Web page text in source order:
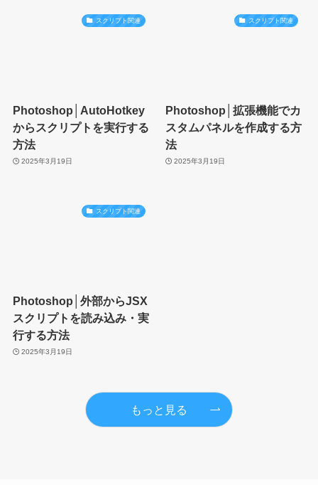
スクリプト関連
Photoshop│AutoHotkey
からスクリプトを実行する
方法
2025年3月19日
スクリプト関連
Photoshop│拡張機能でカ
スタムパネルを作成する方
法
2025年3月19日
スクリプト関連
Photoshop│外部からJSX
スクリプトを読み込み・実
行する方法
2025年3月19日
もっと見る